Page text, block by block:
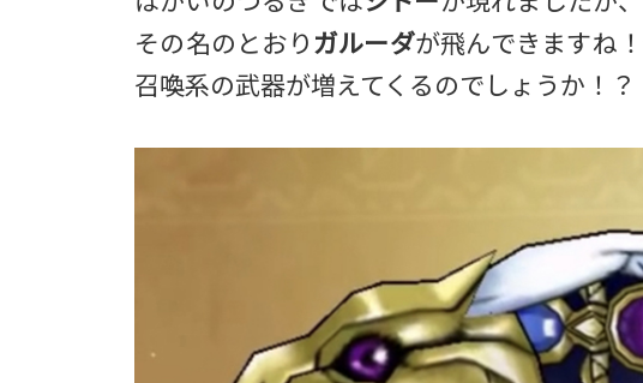
その名のとおり ガルーダが飛んできますね
召喚系の武器が増えてくるのでしょうか！？